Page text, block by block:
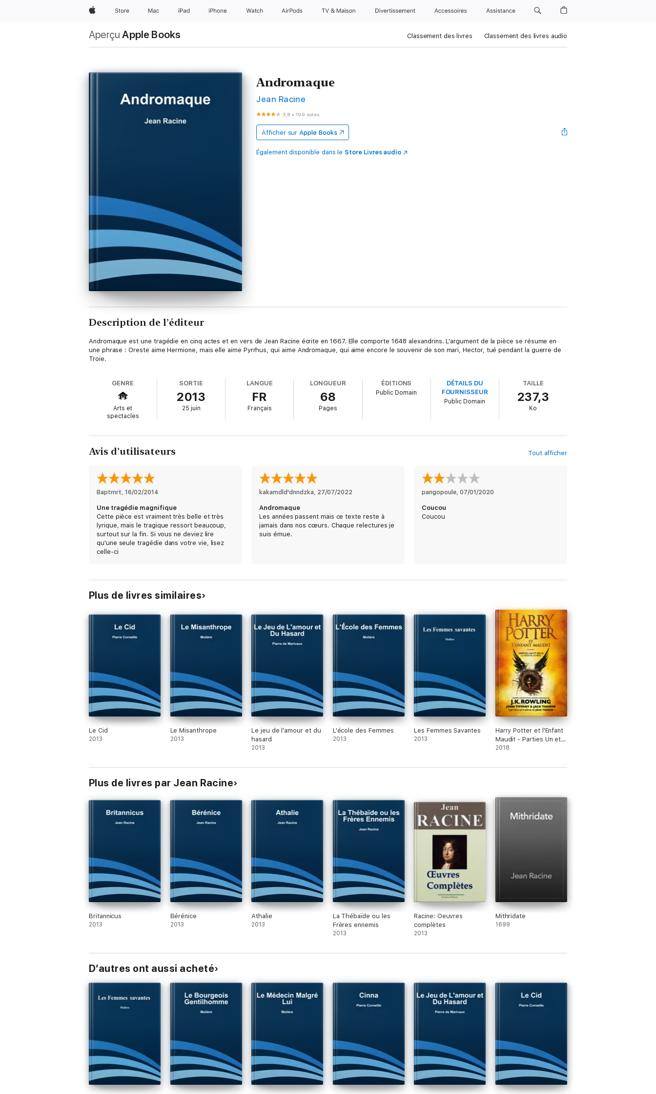
AppleStore Mac iPad iPhone Watch AirPods TV & Maison Divertissements Accessoires Assistance
Aperçu Apple Books Classement des livres Classement des livres audio
Andromaque
Jean Racine
3,8 •199 notes
Afficher sur Apple Books
Également disponible dans leStore Livres audio
Description de l’éditeur
Andromaque est une tragédie en cinq actes et en vers de Jean Racine écrite en 1667. Elle comporte 1648 alexandrins. L'argument de la pièce se résume en
une phrase : Oreste aime Hermione, mais elle aime Pyrrhus, qui aime Andromaque, qui aime encore le souvenir de son mari, Hector, tué pendant la guerre de
Troie.
GENRE
Arts et
spectacles
SORTIE
2013
25 juin
LANGUE
FR
Français
LONGUEUR
68
Pages
ÉDITIONS
Public Domain
DÉTAILS DU
FOURNISSEUR
Public Domain
TAILLE
237,3
Ko
Avis d’utilisateurs Tout afficher
Baptmrt, 16/02/2014
Une tragédie magnifique
Cette pièce est vraiment très belle et très
lyrique, mais le tragique ressort beaucoup,
surtout sur la fin. Si vous ne deviez lire
qu'une seule tragédie dans votre vie, lisez
celle-ci
kakamdld'dnndzka, 27/07/2022
Andromaque
Les années passent mais ce texte reste à
jamais dans nos cœurs. Chaque relectures je
suis émue.
pangopoule, 07/01/2020
Coucou
Coucou
Plus de livres similaires
Le Cid
2013
Le Misanthrope
2013
Le jeu de l'amour et du
hasard
2013
L'école des Femmes
2013
Les Femmes Savantes
2013
Harry Potter et l'Enfant
Maudit - Parties Un et
Deux
2018
Plus de livres par Jean Racine
Britannicus
2013
Bérénice
2013
Athalie
2013
La Thébaïde ou les
Frères ennemis
2013
Racine: Oeuvres
complètes
2013
Mithridate
1699
D’autres ont aussi acheté